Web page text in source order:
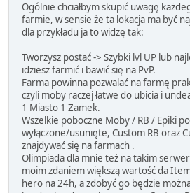
Ogólnie chciałbym skupić uwagę
farmie, w sensie że ta lokacja ma być
dla przykładu ja to widzę tak:
Tworzysz postać -> Szybki lvl UP lub
idziesz farmić i bawić się na PvP.
Farma powinna pozwalać na farmę
czyli moby raczej łatwe do ubicia i
1 Miasto 1 Zamek.
Wszelkie poboczne Moby / RB / Epiki
wyłączone/usunięte, Custom RB oraz
znajdywać się na farmach .
Olimpiada dla mnie też na takim
moim zdaniem większą wartość da
hero na 24h, a zdobyć go będzie